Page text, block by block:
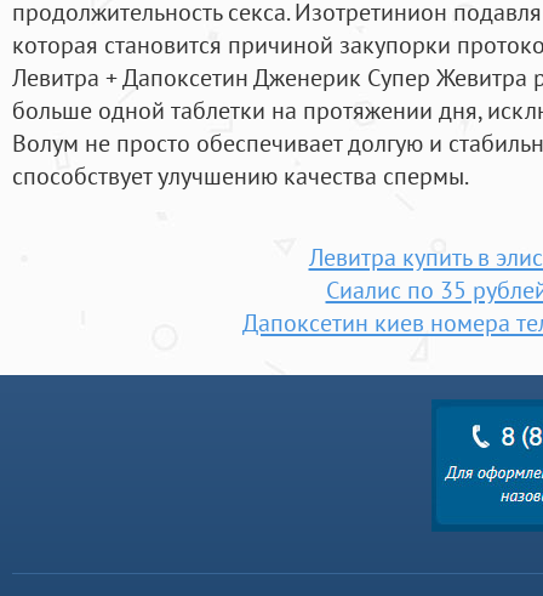
продолжительность секса. Изотретинион
которая становится причиной закупорки
Левитра + Дапоксетин Дженерик Супер Жевитра
больше одной таблетки на протяжении дня,
Волум не просто обеспечивает долгую и
способствует улучшению качества спермы.
Левитра купить в
Сиалис по 35
Дапоксетин киев номера